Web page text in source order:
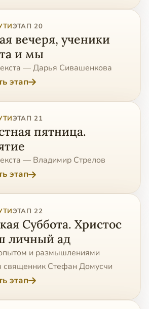
ЭТАП 20
вечеря, ученики
и мы
— Дарья Сивашенкова
этап
ЭТАП 21
пятница.
— Владимир Стрелов
этап
ЭТАП 22
Суббота. Христос
личный ад
и размышлениями
священник Стефан Домусчи
этап